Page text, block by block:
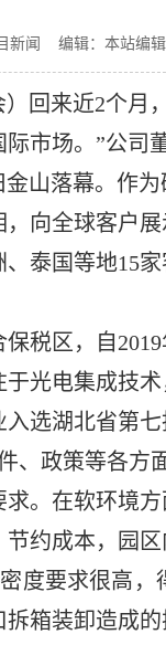
新闻 编辑：本站编
回来近2个
市场。”公司
山落幕。作
向全球客户
泰国等地15
税区，自
光电集成技
选湖北省第
、政策等各
。在软环境
约成本，园
度要求很高
箱装卸造成